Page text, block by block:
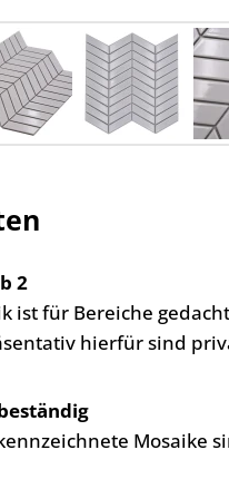
2
ist für Bereiche
hierfür sind
Mosaike